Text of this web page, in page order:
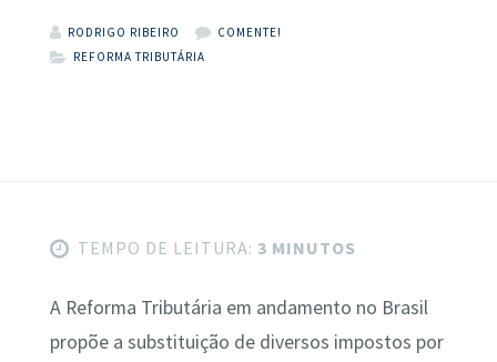
RODRIGO RIBEIRO
COMENTE!
REFORMA TRIBUTÁRIA
TEMPO DE LEITURA: 3 MINUTOS
A Reforma Tributária em andamento no Brasil
propõe a substituição de diversos impostos por